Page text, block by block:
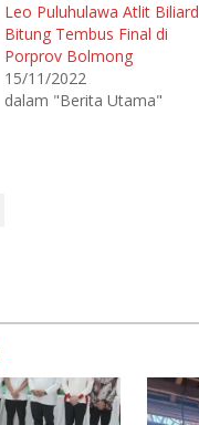
Leo Puluhulawa Atlit Biliard
Bitung Tembus Final di
Porprov Bolmong
15/11/2022
dalam "Berita Utama"